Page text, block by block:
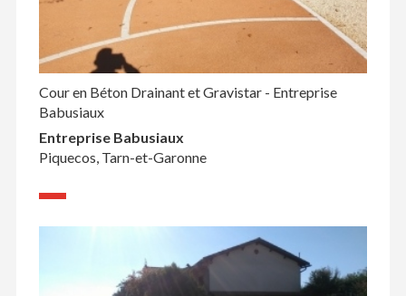
Cour en Béton Drainant et Gravistar - Entreprise
Babusiaux
Entreprise Babusiaux
Piquecos, Tarn-et-Garonne